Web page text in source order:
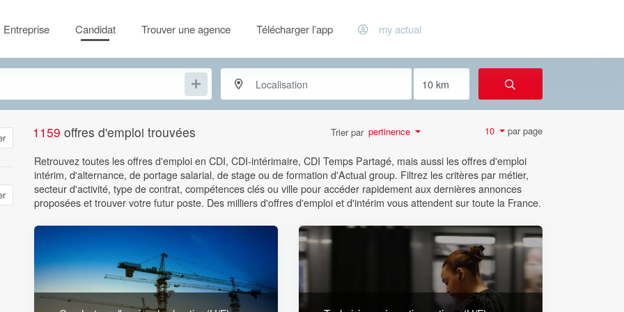
Entreprise Candidat Trouver une agence Télécharger l’app my actual
1159 offres d'emploi trouvées Trier par pertinence 10 par page
Retrouvez toutes les offres d'emploi en CDI, CDI-intérimaire, CDI Temps Partagé, mais aussi les offres d'emploi
intérim, d'alternance, de portage salarial, de stage ou de formation d'Actual group. Filtrez les critères par métier,
secteur d'activité, type de contrat, compétences clés ou ville pour accéder rapidement aux dernières annonces
proposées et trouver votre futur poste. Des milliers d'offres d'emploi et d'intérim vous attendent sur toute la France.